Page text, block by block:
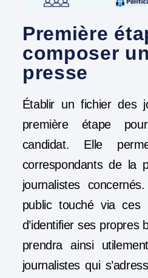
Première
composer
presse
Établir un fichier des
première étape
candidat. Elle
correspondants de la
journalistes
public touché via ces
d’identifier ses propres
prendra ainsi
journalistes qui